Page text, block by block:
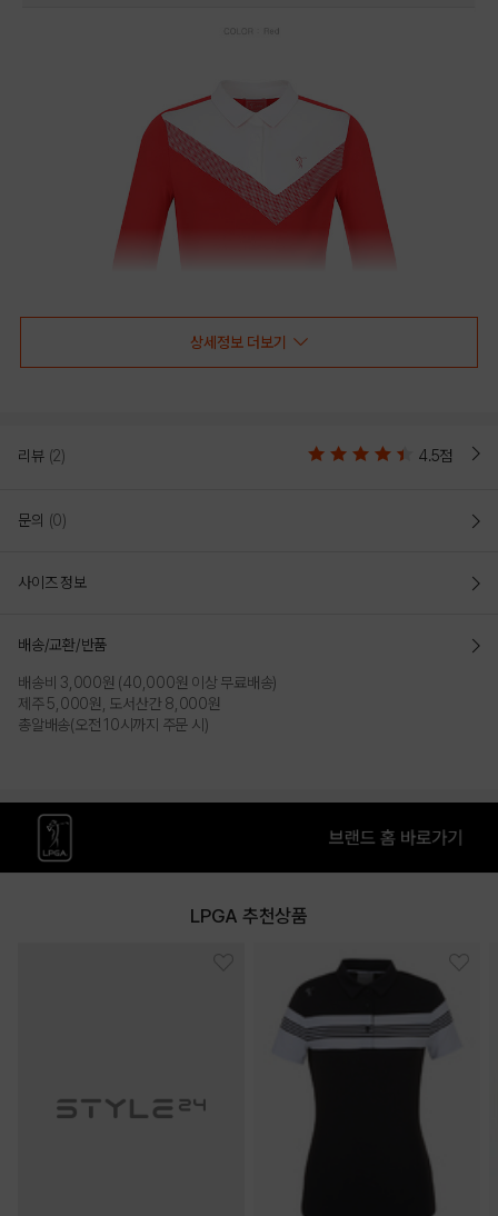
상세정보 더보기
리뷰 (2) 4.5점
문의 (0)
사이즈 정보
배송/교환/반품
배송비 3,000원 (40,000원 이상 무료배송)
제주 5,000원, 도서산간 8,000원
총알배송(오전 10시까지 주문 시)
LPGA 추천상품